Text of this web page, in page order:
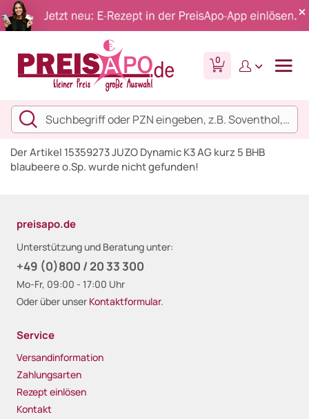
0
Der Artikel 15359273 JUZO Dynamic K3 AG kurz 5 BHB
blaubeere o.Sp. wurde nicht gefunden!
preisapo.de
Unterstützung und Beratung unter:
+49 (0)800 / 20 33 300
Mo-Fr, 09:00 - 17:00 Uhr
Oder über unser Kontaktformular.
Service
Versandinformation
Zahlungsarten
Rezept einlösen
Kontakt